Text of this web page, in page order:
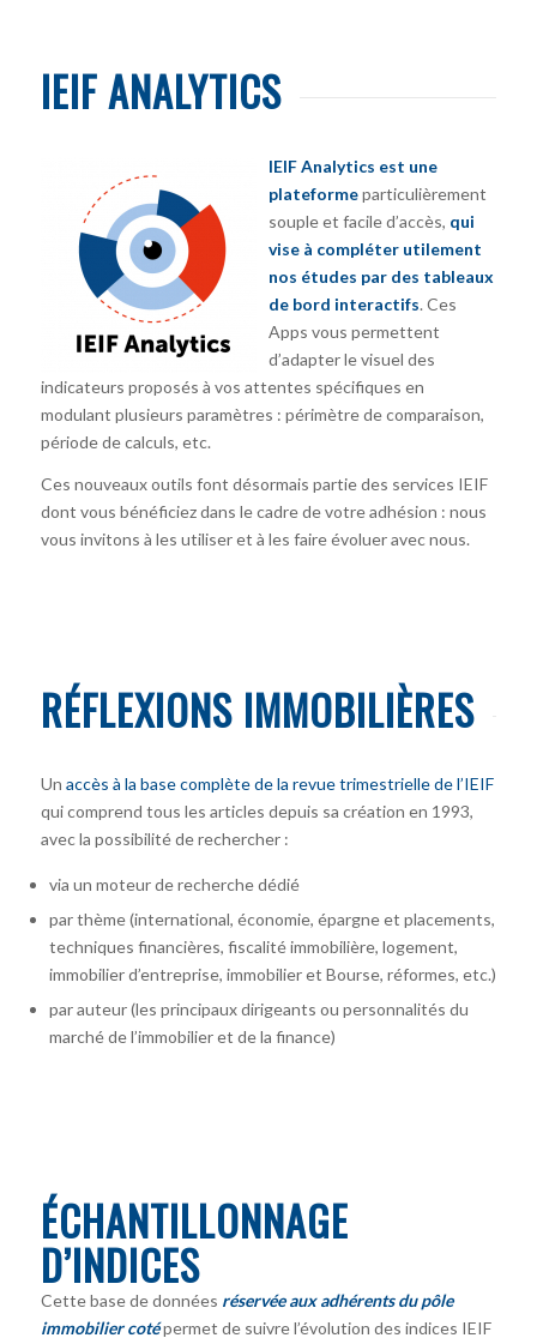
IEIF ANALYTICS
IEIF Analytics est une
plateformeparticulièrement
souple et facile d’accès, qui
vise à compléter utilement
nos études par des tableaux
de bord interactifs. Ces
Apps vous permettent
d’adapter le visuel des
indicateurs proposés à vos attentes spécifiques en
modulant plusieurs paramètres : périmètre de comparaison,
période de calculs, etc.
Ces nouveaux outils font désormais partie des services IEIF
dont vous bénéficiez dans le cadre de votre adhésion : nous
vous invitons à les utiliser et à les faire évoluer avec nous.
RÉFLEXIONS IMMOBILIÈRES
Un accès à la base complète de la revue trimestrielle de l’IEIF
qui comprend tous les articles depuis sa création en 1993,
avec la possibilité de rechercher :
via un moteur de recherche dédié
par thème (international, économie, épargne et placements,
techniques financières, fiscalité immobilière, logement,
immobilier d’entreprise, immobilier et Bourse, réformes, etc.)
par auteur (les principaux dirigeants ou personnalités du
marché de l’immobilier et de la finance)
ÉCHANTILLONNAGE
D’INDICES
Cette base de données réservée aux adhérents du pôle
immobilier coté permet de suivre l’évolution des indices IEIF